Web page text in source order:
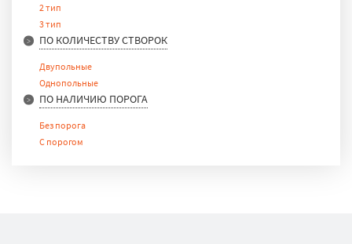
2 тип
3 тип
ПО КОЛИЧЕСТВУ СТВОРОК
Двупольные
Однопольные
ПО НАЛИЧИЮ ПОРОГА
Без порога
С порогом